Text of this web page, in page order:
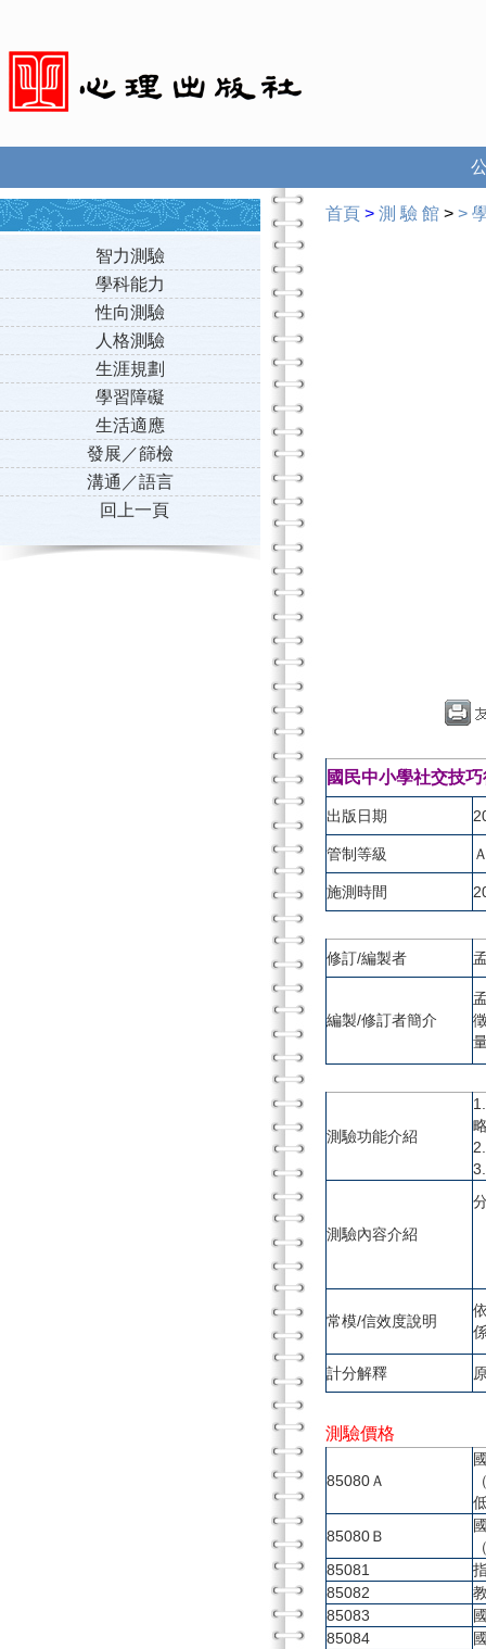
智力測驗
學科能力
性向測驗
人格測驗
生涯規劃
學習障礙
生活適應
發展／篩檢
溝通／語言
回上一頁
首頁 > 測 驗 館 > >
國民中小學社交技
出版日期
管制等級
施測時間
修訂/編製者
編製/修訂者簡介
測驗功能介紹
測驗內容介紹
常模/信效度說明
計分解釋
測驗價格
85080Ａ
85080Ｂ
85081
85082
85083
85084